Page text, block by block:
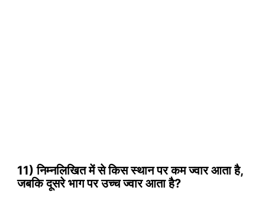
11) निम्नलिखित में से किस स्थान पर कम ज्वार आता है,
जबकि दूसरे भाग पर उच्च ज्वार आता है?